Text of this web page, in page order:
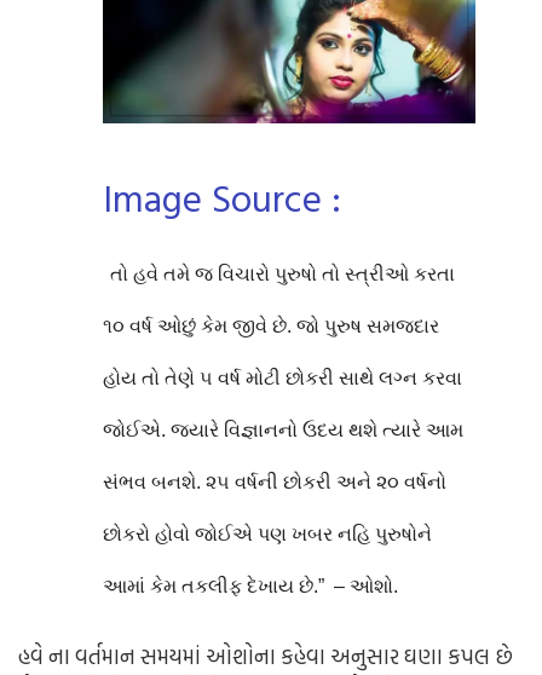
Image Source :
તો હવે તમે જ વિચારો પુરુષો તો સ્ત્રીઓ કરતા
૧૦ વર્ષ ઓછું કેમ જીવે છે. જો પુરુષ સમજદાર
હોય તો તેણે ૫ વર્ષ મોટી છોકરી સાથે લગ્ન કરવા
જોઈએ. જયારે વિજ્ઞાનનો ઉદય થશે ત્યારે આમ
સંભવ બનશે. ૨૫ વર્ષની છોકરી અને ૨૦ વર્ષનો
છોકરો હોવો જોઈએ પણ ખબર નહિ પુરુષોને
આમાં કેમ તકલીફ દેખાય છે.” – ઓશો.
હવે ના વર્તમાન સમયમાં ઓશોના કહેવા અનુસાર ઘણા કપલ છે